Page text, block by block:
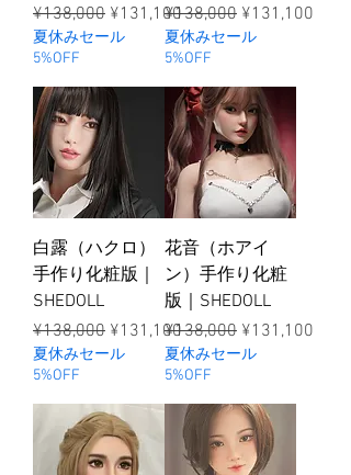
ราคาปกติ
¥138,000 ราคาขายลด
¥131,100
夏休みセール
5%OFF
ราคาปกติ
¥138,000 ราคาขายลด
¥131,100
夏休みセール
5%OFF
白露（ハクロ）
手作り化粧版｜
SHEDOLL
ราคาปกติ
¥138,000 ราคาขายลด
¥131,100
夏休みセール
5%OFF
花音（ホアイ
ン）手作り化粧
版｜SHEDOLL
ราคาปกติ
¥138,000 ราคาขายลด
¥131,100
夏休みセール
5%OFF